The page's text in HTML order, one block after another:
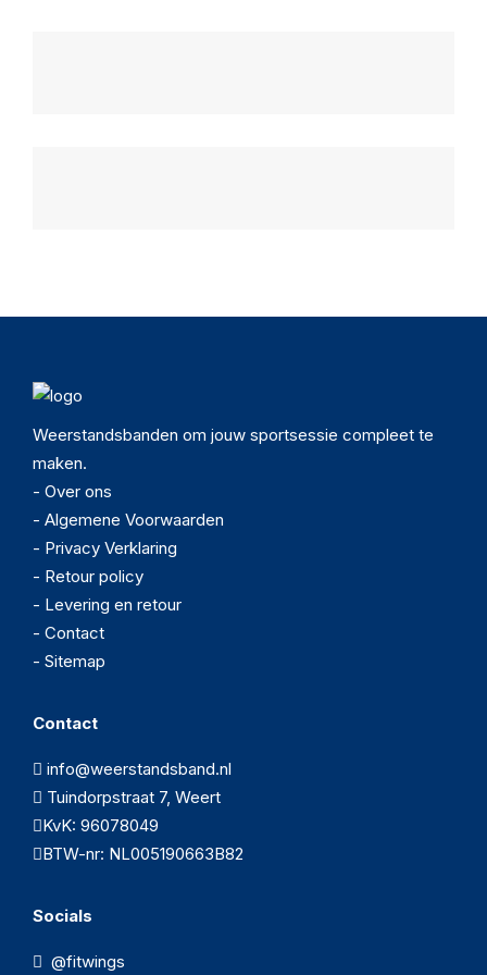
Weerstandsbanden om jouw sportsessie compleet te
maken.
- Over ons
- Algemene Voorwaarden
- Privacy Verklaring
- Retour policy
- Levering en retour
- Contact
- Sitemap
Contact
info@weerstandsband.nl
Tuindorpstraat 7, Weert
KvK: 96078049
BTW-nr: NL005190663B82
Socials
@fitwings